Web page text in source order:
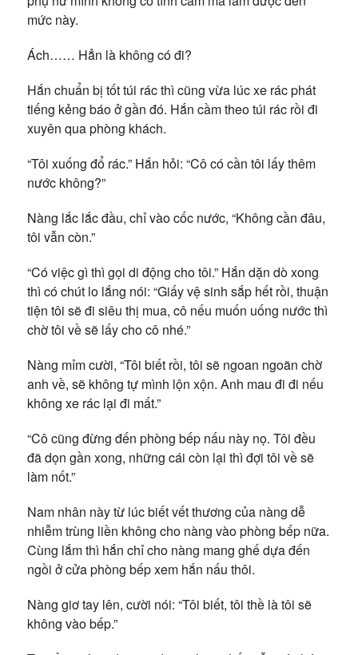
mức này.
Ách…… Hẳn là không có đi?
Hắn chuẩn bị tốt túi rác thì cũng vừa lúc xe rác phát
tiếng kẻng báo ở gần đó. Hắn cầm theo túi rác rồi đi
xuyên qua phòng khách.
“Tôi xuống đổ rác.” Hắn hỏi: “Cô có cần tôi lấy thêm
nước không?”
Nàng lắc lắc đầu, chỉ vào cốc nước, “Không cần đâu,
tôi vẫn còn.”
“Có việc gì thì gọi di động cho tôi.” Hắn dặn dò xong
thì có chút lo lắng nói: “Giấy vệ sinh sắp hết rồi, thuận
tiện tôi sẽ đi siêu thị mua, cô nếu muốn uống nước thì
chờ tôi về sẽ lấy cho cô nhé.”
Nàng mỉm cười, “Tôi biết rồi, tôi sẽ ngoan ngoãn chờ
anh về, sẽ không tự mình lộn xộn. Anh mau đi đi nếu
không xe rác lại đi mất.”
“Cô cũng đừng đến phòng bếp nấu này nọ. Tôi đều
đã dọn gần xong, những cái còn lại thì đợi tôi về sẽ
làm nốt.”
Nam nhân này từ lúc biết vết thương của nàng dễ
nhiễm trùng liền không cho nàng vào phòng bếp nữa.
Cùng lắm thì hắn chỉ cho nàng mang ghế dựa đến
ngồi ở cửa phòng bếp xem hắn nấu thôi.
Nàng giơ tay lên, cười nói: “Tôi biết, tôi thề là tôi sẽ
không vào bếp.”